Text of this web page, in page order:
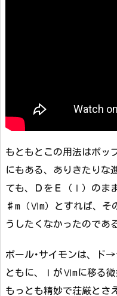
もともとこの用法はポ
にもある、ありきたりな
ても、ＤをＥ（Ⅰ）のま
♯m（Ⅵm）とすれば、そ
うしたくなかったのであ
ポール･サイモンは、ド
ともに、ⅠがⅥmに移る微
もっとも精妙で荘厳とさ